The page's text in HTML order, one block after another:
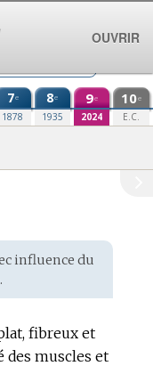
7e
1878
8e
1935
9e
2024
10e
E.C.
influence du
fibreux et
des muscles et
OUVRIR